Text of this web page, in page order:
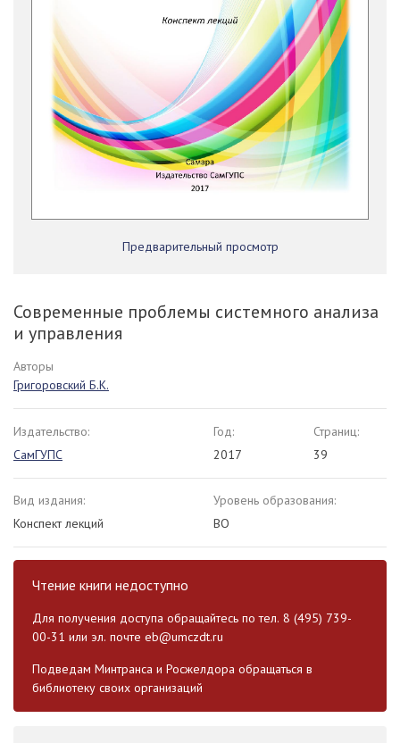
Предварительный просмотр
Современные проблемы системного анализа
и управления
Авторы
Григоровский Б.К.
Издательство:
СамГУПС
Год:
2017
Страниц:
39
Вид издания:
Конспект лекций
Уровень образования:
ВО
Чтение книги недоступно
Для получения доступа обращайтесь по тел. 8 (495) 739-
00-31 или эл. почте eb@umczdt.ru
Подведам Минтранса и Росжелдора обращаться в
библиотеку своих организаций